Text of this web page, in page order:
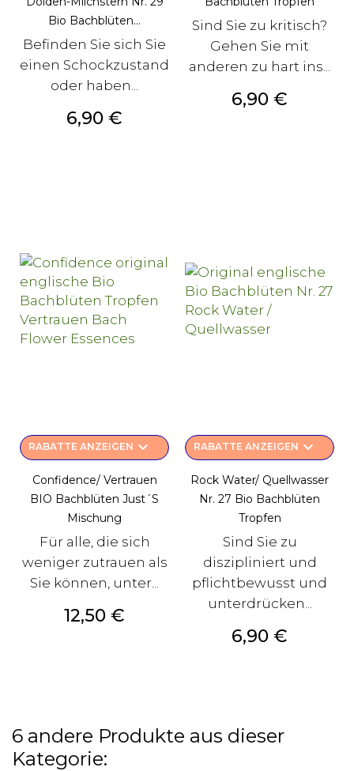
Bio Bachblüten...
Befinden Sie sich Sie
einen Schockzustand
oder haben...
Preis
6,90 €
Sind Sie zu kritisch?
Gehen Sie mit
anderen zu hart ins...
Preis
6,90 €
RABATTE ANZEIGEN keyboard_arrow_down
Confidence/ Vertrauen
BIO Bachblüten Just´s
Mischung
Für alle, die sich
weniger zutrauen als
Sie können, unter...
Preis
12,50 €
RABATTE ANZEIGEN keyboard_arrow_down
Rock Water/ Quellwasser
Nr. 27 Bio Bachblüten
Tropfen
Sind Sie zu
diszipliniert und
pflichtbewusst und
unterdrücken...
Preis
6,90 €
6 andere Produkte aus dieser
Kategorie: